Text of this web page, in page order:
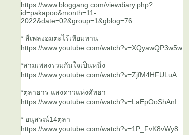
https://www.bloggang.com/viewdiary.php?
id=pakapoo&month=11-
2022&date=02&group=1&gblog=76
* สี่เพลงอมตะไร้เทียมทาน
https://www.youtube.com/watch?v=XQyawQP3w5w
*สามเพลงรวมกันใจเป็นหนึ่ง
https://www.youtube.com/watch?v=ZjfM4HFULuA
*ตุลาธาร แสงดาวแห่งศัทธา
https://www.youtube.com/watch?v=LaEpOoShAnI
* อนุสรณ์14ตุลา
https://www.youtube.com/watch?v=1P_FvK8vWy8